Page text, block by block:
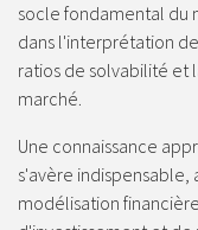
socle fondamental du
dans l'interprétation
ratios de solvabilité et
marché.
Une connaissance
s'avère
modélisation